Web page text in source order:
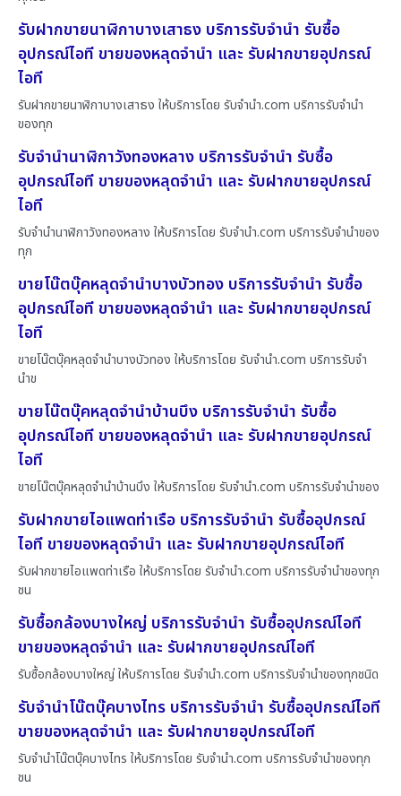
รับฝากขายนาฬิกาบางเสาธง บริการรับจำนำ รับซื้อ
อุปกรณ์ไอที ขายของหลุดจำนำ และ รับฝากขายอุปกรณ์
ไอที
รับฝากขายนาฬิกาบางเสาธง ให้บริการโดย รับจํานํา.com บริการรับจำนำ
ของทุก
รับจำนำนาฬิกาวังทองหลาง บริการรับจำนำ รับซื้อ
อุปกรณ์ไอที ขายของหลุดจำนำ และ รับฝากขายอุปกรณ์
ไอที
รับจำนำนาฬิกาวังทองหลาง ให้บริการโดย รับจํานํา.com บริการรับจำนำของ
ทุก
ขายโน๊ตบุ๊คหลุดจำนำบางบัวทอง บริการรับจำนำ รับซื้อ
อุปกรณ์ไอที ขายของหลุดจำนำ และ รับฝากขายอุปกรณ์
ไอที
ขายโน๊ตบุ๊คหลุดจำนำบางบัวทอง ให้บริการโดย รับจํานํา.com บริการรับจำ
นำข
ขายโน๊ตบุ๊คหลุดจำนำบ้านบึง บริการรับจำนำ รับซื้อ
อุปกรณ์ไอที ขายของหลุดจำนำ และ รับฝากขายอุปกรณ์
ไอที
ขายโน๊ตบุ๊คหลุดจำนำบ้านบึง ให้บริการโดย รับจํานํา.com บริการรับจำนำของ
รับฝากขายไอแพดท่าเรือ บริการรับจำนำ รับซื้ออุปกรณ์
ไอที ขายของหลุดจำนำ และ รับฝากขายอุปกรณ์ไอที
รับฝากขายไอแพดท่าเรือ ให้บริการโดย รับจํานํา.com บริการรับจำนำของทุก
ชน
รับซื้อกล้องบางใหญ่ บริการรับจำนำ รับซื้ออุปกรณ์ไอที
ขายของหลุดจำนำ และ รับฝากขายอุปกรณ์ไอที
รับซื้อกล้องบางใหญ่ ให้บริการโดย รับจํานํา.com บริการรับจำนำของทุกชนิด
รับจำนำโน๊ตบุ๊คบางไทร บริการรับจำนำ รับซื้ออุปกรณ์ไอที
ขายของหลุดจำนำ และ รับฝากขายอุปกรณ์ไอที
รับจำนำโน๊ตบุ๊คบางไทร ให้บริการโดย รับจํานํา.com บริการรับจำนำของทุก
ชน